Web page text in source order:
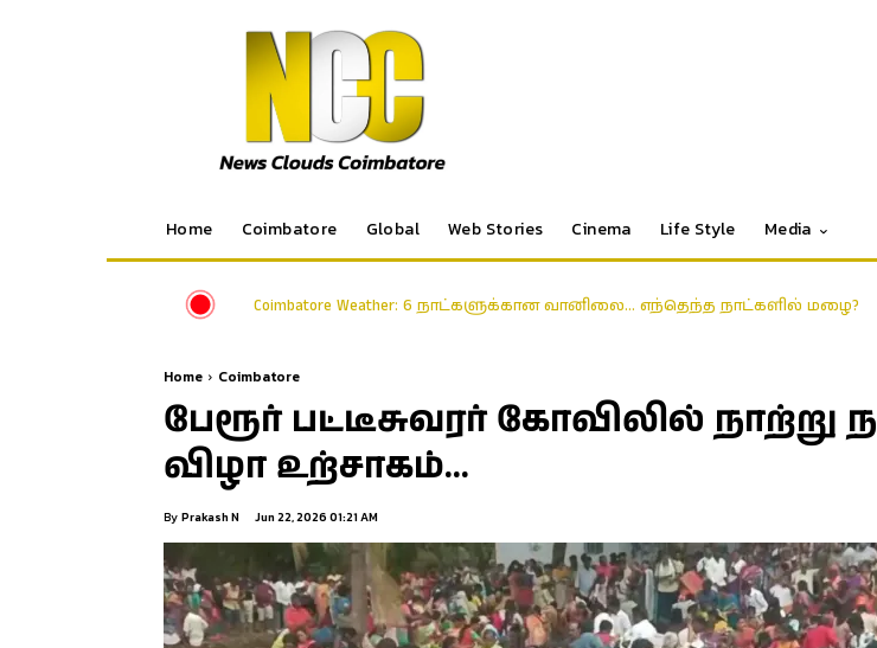
Home Coimbatore Global Web Stories Cinema Life Style Media
Coimbatore Weather: 6 நாட்களுக்கான வானிலை… எந்தெந்த நாட்களில் மழை?
Home Coimbatore
பேரூர் பட்டீசுவரர் கோவிலில் நாற்று
விழா உற்சாகம்…
By Prakash N Jun 22, 2026 01:21 AM